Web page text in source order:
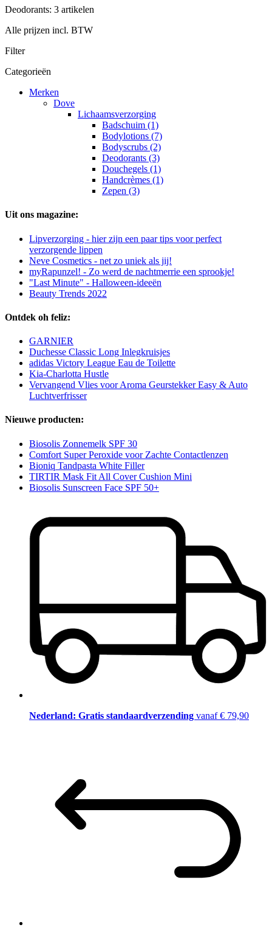
Deodorants: 3 artikelen
Alle prijzen incl. BTW
Filter
Categorieën
Merken
Dove
Lichaamsverzorging
Badschuim (1)
Bodylotions (7)
Bodyscrubs (2)
Deodorants (3)
Douchegels (1)
Handcrèmes (1)
Zepen (3)
Uit ons magazine:
Lipverzorging - hier zijn een paar tips voor perfect
verzorgende lippen
Neve Cosmetics - net zo uniek als jij!
myRapunzel! - Zo werd de nachtmerrie een sprookje!
"Last Minute" - Halloween-ideeën
Beauty Trends 2022
Ontdek oh feliz:
GARNIER
Duchesse Classic Long Inlegkruisjes
adidas Victory League Eau de Toilette
Kia-Charlotta Hustle
Vervangend Vlies voor Aroma Geurstekker Easy & Auto
Luchtverfrisser
Nieuwe producten:
Biosolis Zonnemelk SPF 30
Comfort Super Peroxide voor Zachte Contactlenzen
Bioniq Tandpasta White Filler
TIRTIR Mask Fit All Cover Cushion Mini
Biosolis Sunscreen Face SPF 50+
Nederland: Gratis standaardverzending vanaf € 79,90